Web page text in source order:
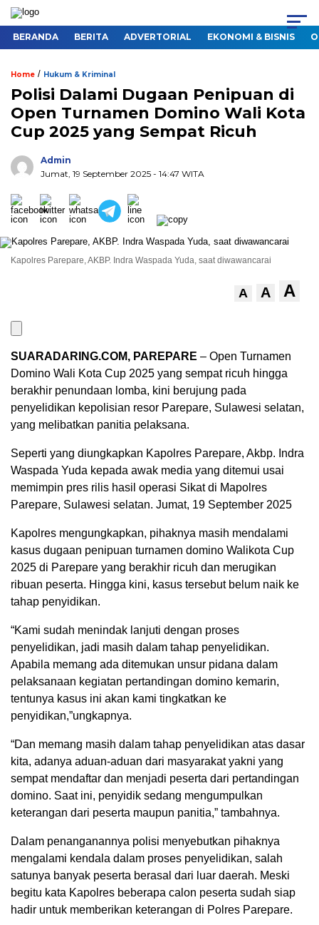
BERANDA BERITA ADVERTORIAL EKONOMI & BISNIS
Home / Hukum & Kriminal
Polisi Dalami Dugaan Penipuan di
Open Turnamen Domino Wali Kota
Cup 2025 yang Sempat Ricuh
Admin
Jumat, 19 September 2025 - 14:47 WITA
Kapolres Parepare, AKBP. Indra Waspada Yuda, saat diwawancarai
A A A
SUARADARING.COM, PAREPARE – Open Turnamen
Domino Wali Kota Cup 2025 yang sempat ricuh hingga
berakhir penundaan lomba, kini berujung pada
penyelidikan kepolisian resor Parepare, Sulawesi selatan,
yang melibatkan panitia pelaksana.
Seperti yang diungkapkan Kapolres Parepare, Akbp. Indra
Waspada Yuda kepada awak media yang ditemui usai
memimpin pres rilis hasil operasi Sikat di Mapolres
Parepare, Sulawesi selatan. Jumat, 19 September 2025
Kapolres mengungkapkan, pihaknya masih mendalami
kasus dugaan penipuan turnamen domino Walikota Cup
2025 di Parepare yang berakhir ricuh dan merugikan
ribuan peserta. Hingga kini, kasus tersebut belum naik ke
tahap penyidikan.
“Kami sudah menindak lanjuti dengan proses
penyelidikan, jadi masih dalam tahap penyelidikan.
Apabila memang ada ditemukan unsur pidana dalam
pelaksanaan kegiatan pertandingan domino kemarin,
tentunya kasus ini akan kami tingkatkan ke
penyidikan,”ungkapnya.
“Dan memang masih dalam tahap penyelidikan atas dasar
kita, adanya aduan-aduan dari masyarakat yakni yang
sempat mendaftar dan menjadi peserta dari pertandingan
domino. Saat ini, penyidik sedang mengumpulkan
keterangan dari peserta maupun panitia,” tambahnya.
Dalam penanganannya polisi menyebutkan pihaknya
mengalami kendala dalam proses penyelidikan, salah
satunya banyak peserta berasal dari luar daerah. Meski
begitu kata Kapolres beberapa calon peserta sudah siap
hadir untuk memberikan keterangan di Polres Parepare.